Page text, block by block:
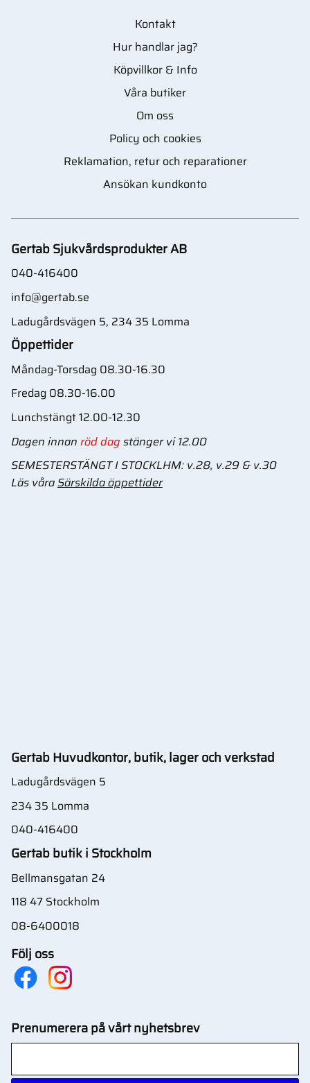
Kontakt
Hur handlar jag?
Köpvillkor & Info
Våra butiker
Om oss
Policy och cookies
Reklamation, retur och reparationer
Ansökan kundkonto
Gertab Sjukvårdsprodukter AB
040-416400
info@gertab.se
Ladugårdsvägen 5, 234 35 Lomma
Öppettider
Måndag-Torsdag 08.30-16.30
Fredag 08.30-16.00
Lunchstängt 12.00-12.30
Dagen innan röd dag stänger vi 12.00
SEMESTERSTÄNGT I STOCKLHM: v.28, v.29 & v.30
Läs våraSärskilda öppettider
Gertab Huvudkontor, butik, lager och verkstad
Ladugårdsvägen 5
234 35 Lomma
040-416400
Gertab butik i Stockholm
Bellmansgatan 24
118 47 Stockholm
08-6400018
Följ oss
Prenumerera på vårt nyhetsbrev